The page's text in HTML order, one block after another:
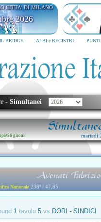
CITTA' DI MILANO
2026
IL BRIDGE ALBI e REGISTRI PUNTI
- Simultanei
/26 gironi martedì
Avenati
Nazionale 238ª / 47,85
1 tavolo 5 vs DORI - SINDICI